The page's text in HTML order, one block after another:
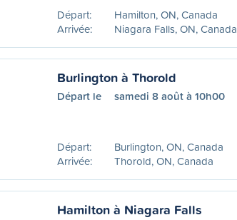
Départ:
Hamilton, ON, Canada
Arrivée:
Niagara Falls, ON, Canada
Burlington à Thorold
Départ le samedi 8 août à 10h00
Départ:
Burlington, ON, Canada
Arrivée:
Thorold, ON, Canada
Hamilton à Niagara Falls